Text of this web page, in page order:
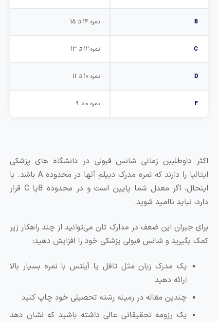
داوطلببن زمانی شانس قبولی در دانشگاه های پزشکی
ایتالیا را دارند که نمره مدرک دیپلم آنها در محدوده A باشد. با
اینحال، اگر معدل شما پایین است و در محدوده Bیا C قرار
ناامید شوید.
این ضعف در مدارک تان می‌توانید از چند راهکار زیر
و شانس قبولی پزشکی خود را افزایش دهید:
یک مدرک زبان مثل تافل یا آیلتس با نمره بسیار بالا
ارائه دهید
چندین مقاله در زمینه رشته تحصیلی خود چاپ کنید
یک رزومه تحقیقاتی عالی داشته باشید که نشان دهد